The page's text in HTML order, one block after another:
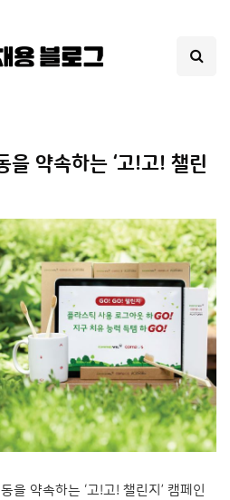
을 약속하는 ‘고!고! 챌린
을 약속하는 ‘고!고! 챌린지’ 캠페인